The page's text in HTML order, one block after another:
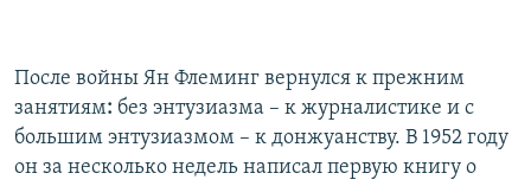
После войны Ян Флеминг вернулся к прежним
занятиям: без энтузиазма – к журналистике и с
большим энтузиазмом – к донжуанству. В 1952 году
он за несколько недель написал первую книгу о